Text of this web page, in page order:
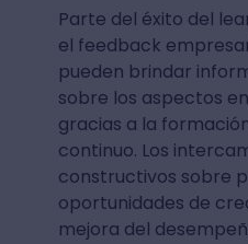
Parte del éxito del
el feedback
pueden brindar
sobre los aspectos
gracias a la
continuo. Los
constructivos sobre
oportunidades de
mejora del